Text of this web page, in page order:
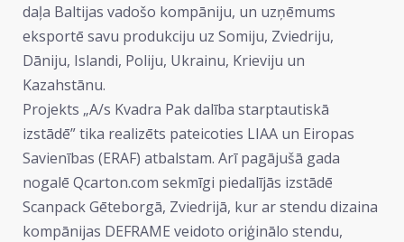
daļa Baltijas vadošo kompāniju, un uzņēmums
eksportē savu produkciju uz Somiju, Zviedriju,
Dāniju, Islandi, Poliju, Ukrainu, Krieviju un
Kazahstānu.
Projekts „A/s Kvadra Pak dalība starptautiskā
izstādē” tika realizēts pateicoties LIAA un Eiropas
Savienības (ERAF) atbalstam. Arī pagājušā gada
nogalē Qcarton.com sekmīgi piedalījās izstādē
Scanpack Gēteborgā, Zviedrijā, kur ar stendu dizaina
kompānijas DEFRAME veidoto oriģinālo stendu,